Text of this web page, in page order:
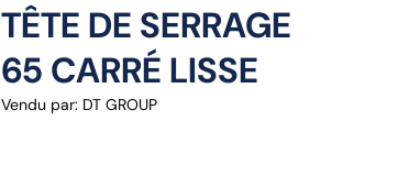
TÊTE DE SERRAGE
65 CARRÉ LISSE
Vendu par: DT GROUP